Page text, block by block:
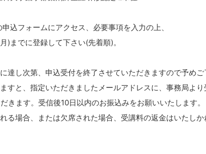
込フォームにアクセス、必要事項を入力の上、
)までに登録して下さい(先着順)。
達し次第、申込受付を終了させていただきますので予めご
すと、指定いただきましたメールアドレスに、事務局よ
きます。受信後10日以内のお振込みをお願いいたします。
る場合、または欠席された場合、受講料の返金はいたしか